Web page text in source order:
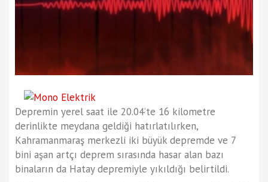
Depremin yerel saat ile 20.04’te 16 kilometre
derinlikte meydana geldiği hatırlatılırken,
Kahramanmaraş merkezli iki büyük depremde ve 7
bini aşan artçı deprem sırasında hasar alan bazı
binaların da Hatay depremiyle yıkıldığı belirtildi.